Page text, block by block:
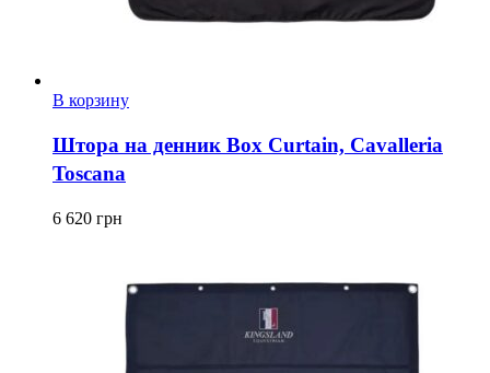
В корзину
Штора на денник Box Curtain, Cavalleria
Toscana
6 620 грн